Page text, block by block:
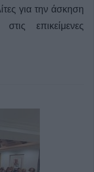
για την άσκηση
επικείμενες